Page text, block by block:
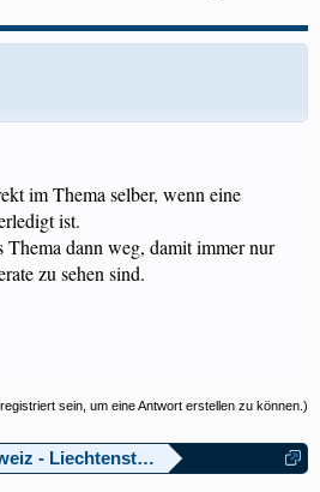
im Thema selber, wenn eine
ist.
Thema dann weg, damit immer nur
zu sehen sind.
sein, um eine Antwort erstellen zu können.)
- Liechtenstein